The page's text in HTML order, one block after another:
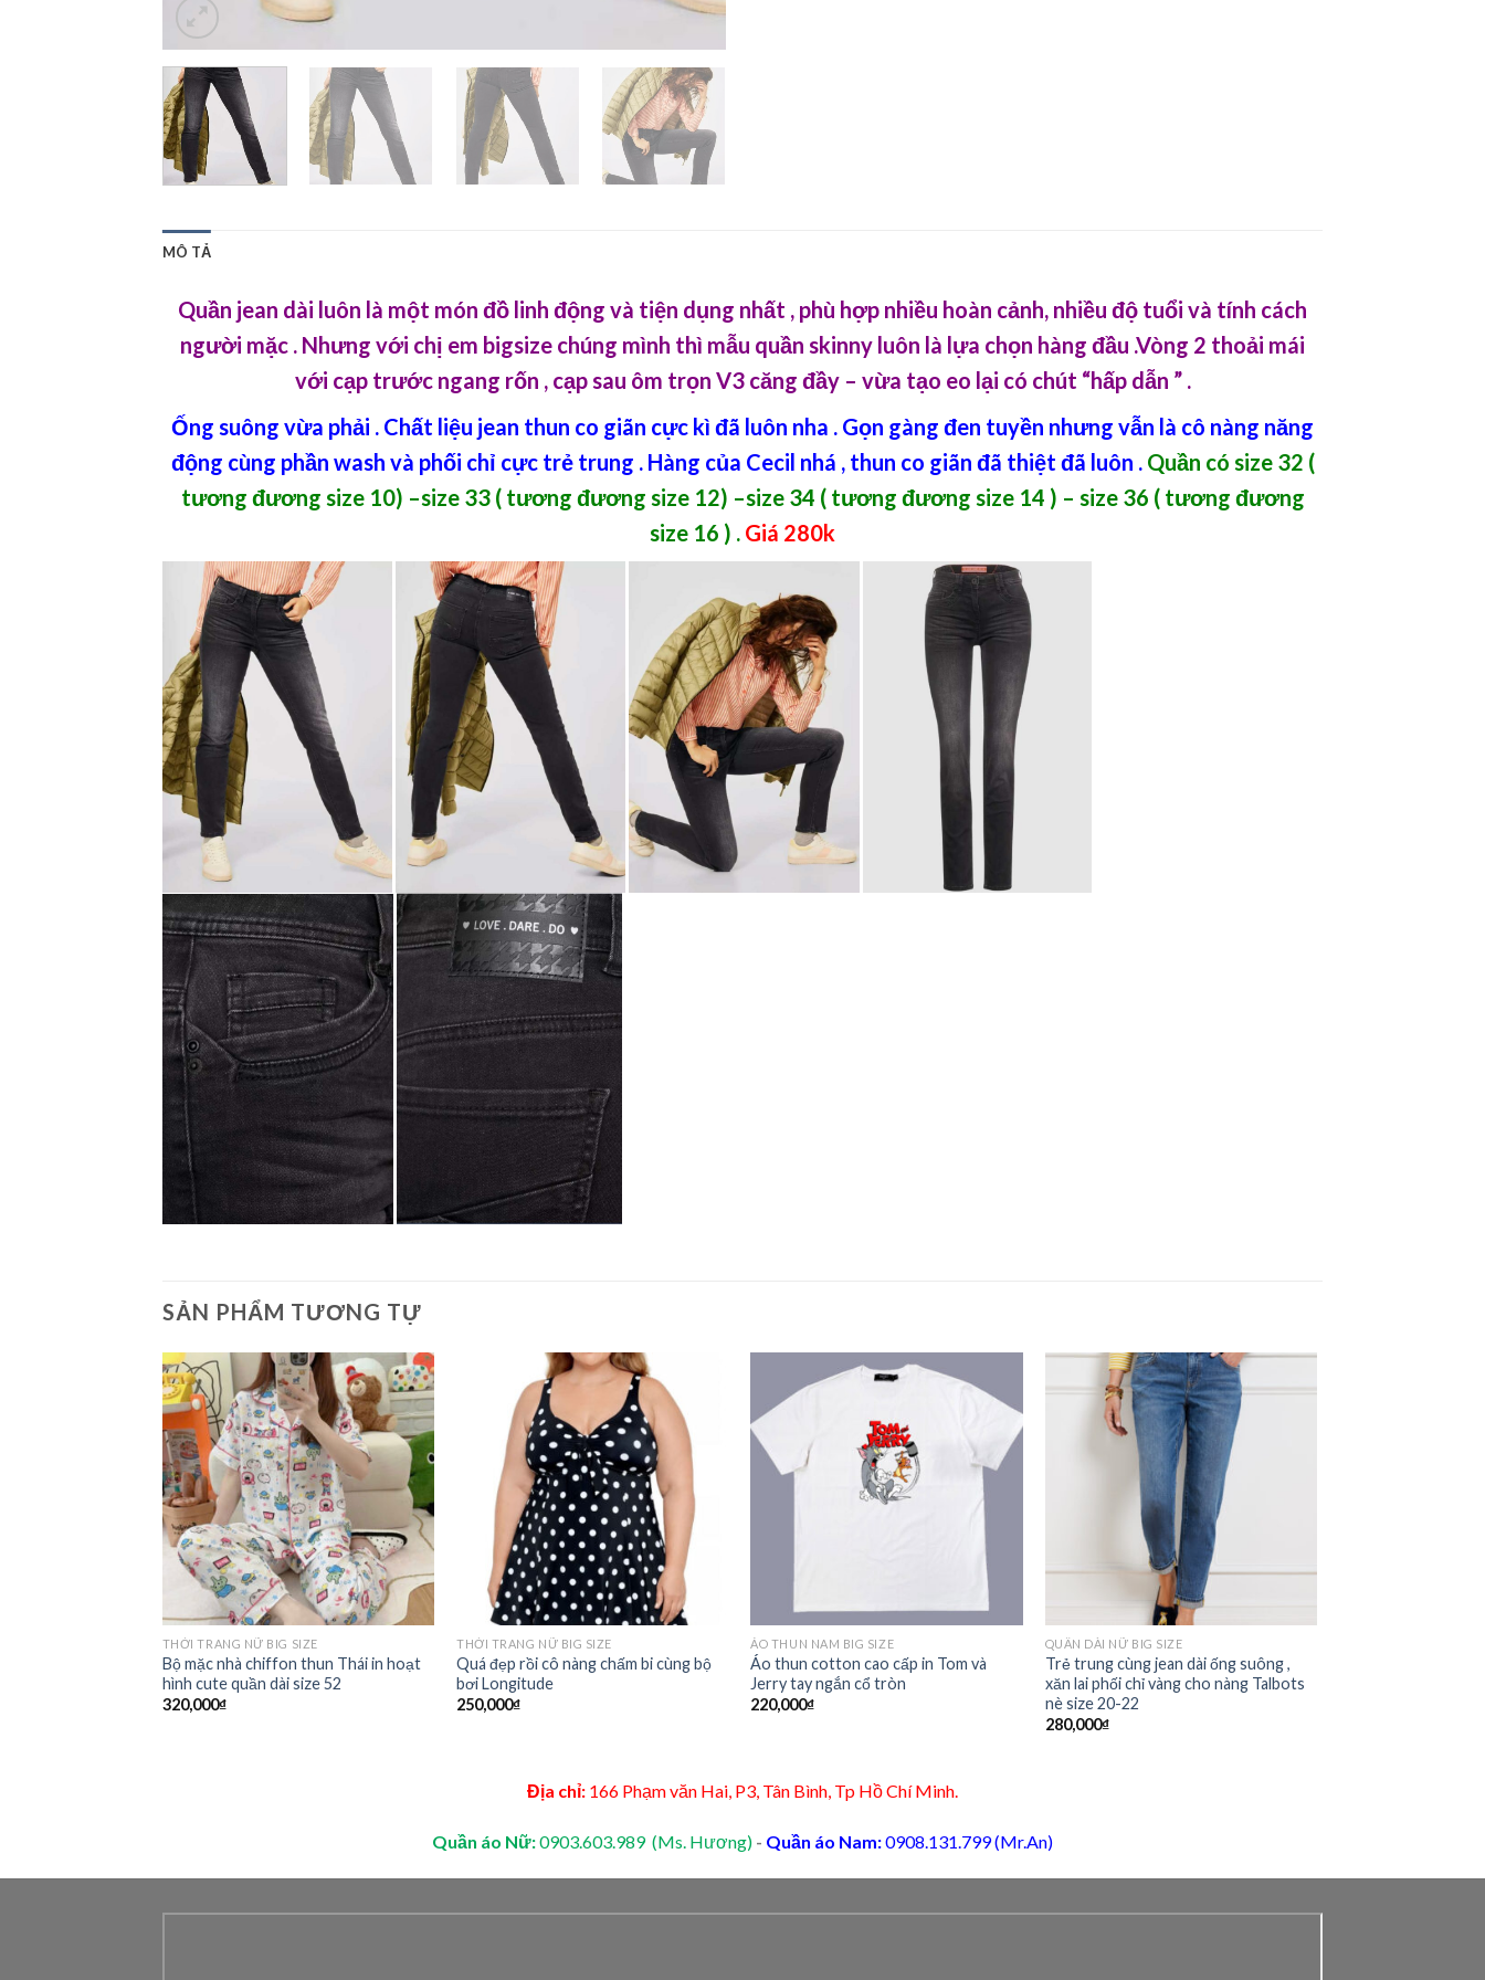
MÔ TẢ
Quần jean dài luôn là một món đồ linh động và tiện dụng nhất , phù hợp nhiều hoàn cảnh, nhiều độ tuổi và tính cách
người mặc . Nhưng với chị em bigsize chúng mình thì mẫu quần skinny luôn là lựa chọn hàng đầu .Vòng 2 thoải mái
với cạp trước ngang rốn , cạp sau ôm trọn V3 căng đầy – vừa tạo eo lại có chút “hấp dẫn ” .
Ống suông vừa phải . Chất liệu jean thun co giãn cực kì đã luôn nha . Gọn gàng đen tuyền nhưng vẫn là cô nàng năng
động cùng phần wash và phối chỉ cực trẻ trung . Hàng của Cecil nhá , thun co giãn đã thiệt đã luôn . Quần có size 32 (
tương đương size 10) –size 33 ( tương đương size 12) –size 34 ( tương đương size 14 ) – size 36 ( tương đương
size 16 ) . Giá 280k
SẢN PHẨM TƯƠNG TỰ
Add to
Wishlist
THỜI TRANG NỮ BIG SIZE
Bộ mặc nhà chiffon thun Thái in hoạt
hình cute quần dài size 52
320,000₫
Wishlist
THỜI TRANG NỮ BIG SIZE
Quá đẹp rồi cô nàng chấm bi cùng bộ
bơi Longitude
250,000₫
Add to
Wishlist
ÁO THUN NAM BIG SIZE
Áo thun cotton cao cấp in Tom và
Jerry tay ngắn cổ tròn
220,000₫
QUẦN DÀI NỮ BIG SIZE
Trẻ trung cùng jean dài ống suông ,
xăn lai phối chỉ vàng cho nàng Talbots
nè size 20-22
280,000₫
Địa chỉ: 166 Phạm văn Hai, P3, Tân Bình, Tp Hồ Chí Minh.
Quần áo Nữ:0903.603.989 (Ms. Hương) - Quần áo Nam:0908.131.799 (Mr.An)